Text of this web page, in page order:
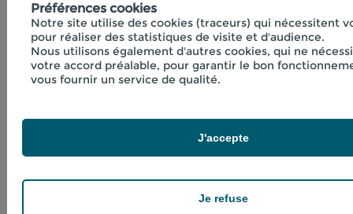
Préférences cookies
Notre site utilise des cookies (traceurs) qui nécessitent
pour réaliser des statistiques de visite et d'audience.
Nous utilisons également d'autres cookies, qui ne
votre accord préalable, pour garantir le bon
vous fournir un service de qualité.
Je refuse
J'accepte